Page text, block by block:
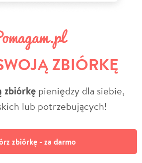
ZBIÓRKĘ
zbiórkę pieniędzy dla siebie,
lub potrzebujących!
zbiórkę - za darmo